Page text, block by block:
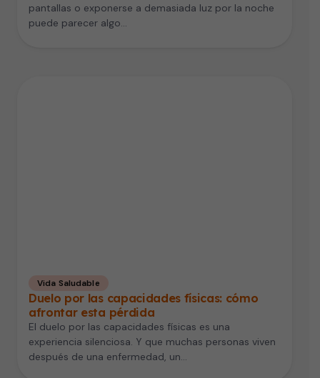
pantallas o exponerse a demasiada luz por la noche
puede parecer algo…
Vida Saludable
Duelo por las capacidades físicas: cómo
afrontar esta pérdida
El duelo por las capacidades físicas es una
experiencia silenciosa. Y que muchas personas viven
después de una enfermedad, un…